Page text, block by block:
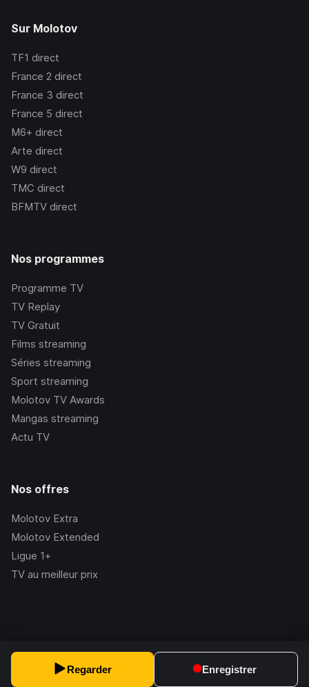
Regarder Enregistrer
Sur Molotov
TF1 direct
France 2 direct
France 3 direct
France 5 direct
M6+ direct
Arte direct
W9 direct
TMC direct
BFMTV direct
Nos programmes
Programme TV
TV Replay
TV Gratuit
Films streaming
Séries streaming
Sport streaming
Molotov TV Awards
Mangas streaming
Actu TV
Nos offres
Molotov Extra
Molotov Extended
Ligue 1+
TV au meilleur prix
2.228.1